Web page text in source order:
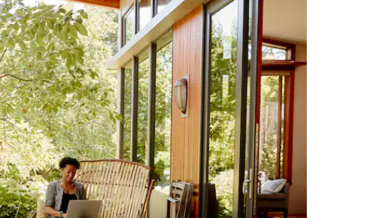
las teclas de las flechas hacia arriba y hacia abajo, o bien tocando y deslizando la